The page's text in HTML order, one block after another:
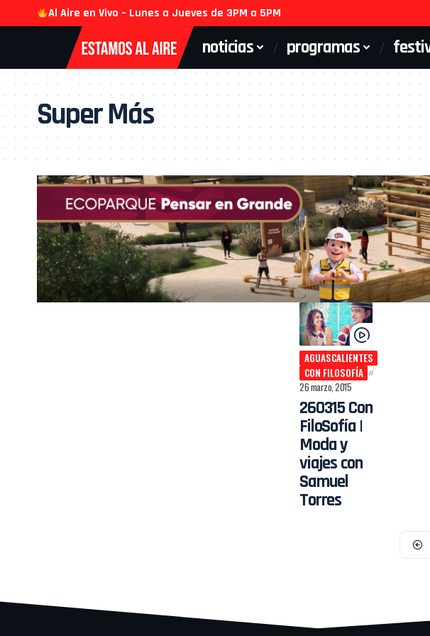
Al Aire en Vivo – Lunes a Jueves de 3PM a 5PM
noticias programas
Super Más
AGUASCALIENTES
CON FILOSOFÍA
26 marzo, 2015
260315 Con
FiloSofía |
Moda y
viajes con
Samuel
Torres